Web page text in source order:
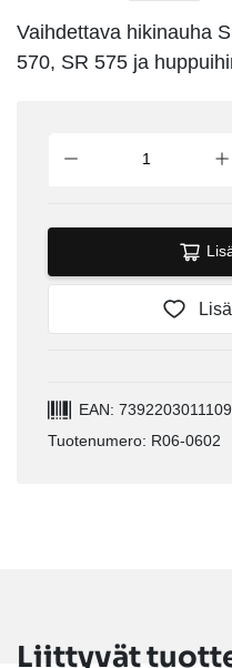
Vaihdettava hikinauha
570, SR 575 ja
EAN: 7392203011109
Tuotenumero: R06-0602
Liittyvät